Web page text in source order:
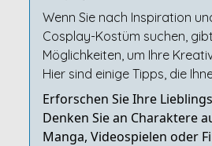
Wenn Sie nach Inspiration
Cosplay-Kostüm suchen,
Möglichkeiten, um Ihre
Hier sind einige Tipps, die
Erforschen Sie Ihre
Denken Sie an Charaktere
Manga, Videospielen oder